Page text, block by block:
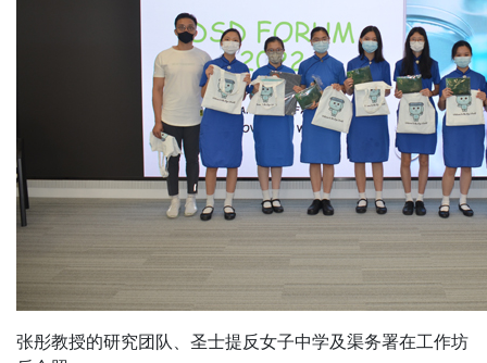
张彤教授的研究团队、圣士提反女子中学及渠务署在工作坊